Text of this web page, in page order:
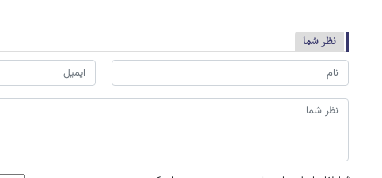
نظر شما